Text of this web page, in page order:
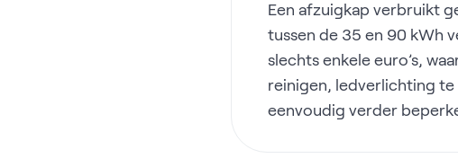
Een afzuigkap verbruikt
tussen de 35 en 90 kWh
slechts enkele euro’s,
reinigen, ledverlichting
eenvoudig verder